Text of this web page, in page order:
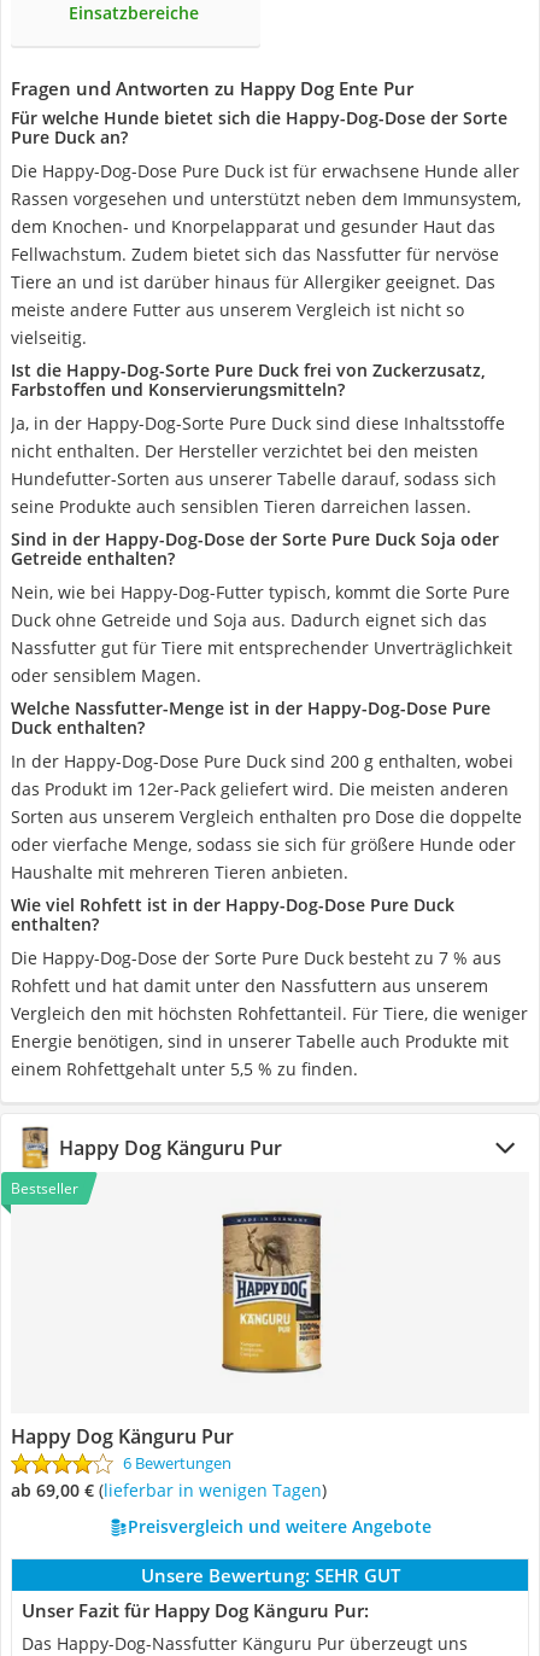
Einsatzbereiche
Fragen und Antworten zu Happy Dog Ente Pur
Für welche Hunde bietet sich die Happy-Dog-Dose der Sorte
Pure Duck an?
Die Happy-Dog-Dose Pure Duck ist für erwachsene Hunde aller
Rassen vorgesehen und unterstützt neben dem Immunsystem,
dem Knochen- und Knorpelapparat und gesunder Haut das
Fellwachstum. Zudem bietet sich das Nassfutter für nervöse
Tiere an und ist darüber hinaus für Allergiker geeignet. Das
meiste andere Futter aus unserem Vergleich ist nicht so
vielseitig.
Ist die Happy-Dog-Sorte Pure Duck frei von Zuckerzusatz,
Farbstoffen und Konservierungsmitteln?
Ja, in der Happy-Dog-Sorte Pure Duck sind diese Inhaltsstoffe
nicht enthalten. Der Hersteller verzichtet bei den meisten
Hundefutter-Sorten aus unserer Tabelle darauf, sodass sich
seine Produkte auch sensiblen Tieren darreichen lassen.
Sind in der Happy-Dog-Dose der Sorte Pure Duck Soja oder
Getreide enthalten?
Nein, wie bei Happy-Dog-Futter typisch, kommt die Sorte Pure
Duck ohne Getreide und Soja aus. Dadurch eignet sich das
Nassfutter gut für Tiere mit entsprechender Unverträglichkeit
oder sensiblem Magen.
Welche Nassfutter-Menge ist in der Happy-Dog-Dose Pure
Duck enthalten?
In der Happy-Dog-Dose Pure Duck sind 200 g enthalten, wobei
das Produkt im 12er-Pack geliefert wird. Die meisten anderen
Sorten aus unserem Vergleich enthalten pro Dose die doppelte
oder vierfache Menge, sodass sie sich für größere Hunde oder
Haushalte mit mehreren Tieren anbieten.
Wie viel Rohfett ist in der Happy-Dog-Dose Pure Duck
enthalten?
Die Happy-Dog-Dose der Sorte Pure Duck besteht zu 7 % aus
Rohfett und hat damit unter den Nassfuttern aus unserem
Vergleich den mit höchsten Rohfettanteil. Für Tiere, die weniger
Energie benötigen, sind in unserer Tabelle auch Produkte mit
einem Rohfettgehalt unter 5,5 % zu finden.
Happy Dog Känguru Pur
Bestseller
Happy Dog Känguru Pur
6 Bewertungen
ab 69,00 € ( Lieferbar in wenigen Tagen)
Preisvergleich und weitere Angebote
Unsere Bewertung: SEHR GUT
Unser Fazit für Happy Dog Känguru Pur:
Das Happy-Dog-Nassfutter Känguru Pur überzeugt uns